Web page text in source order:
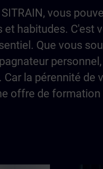
vous
et habitudes. C'est
Que vous
Car la pérennité
offre de formation